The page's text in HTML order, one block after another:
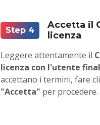
Step 4
Accetta il
licenza
Leggere attentamente il
licenza con l'utente
accettano i termini, fare
"Accetta" per procedere.